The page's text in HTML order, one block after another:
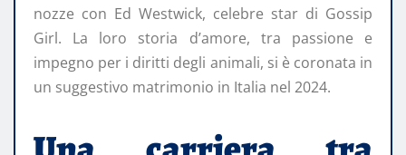
nozze con Ed Westwick, celebre star di Gossip
Girl. La loro storia d’amore, tra passione e
impegno per i diritti degli animali, si è coronata in
un suggestivo matrimonio in Italia nel 2024.